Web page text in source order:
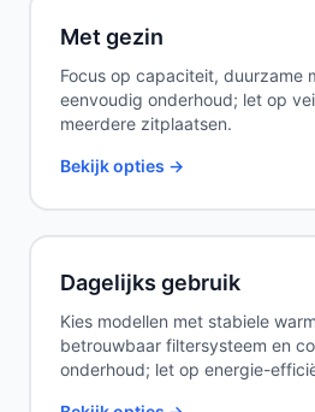
Met gezin
Focus op capaciteit, duurzame
eenvoudig onderhoud; let op
meerdere zitplaatsen.
Bekijk opties →
Dagelijks gebruik
Kies modellen met stabiele
betrouwbaar filtersysteem en
onderhoud; let op energie-